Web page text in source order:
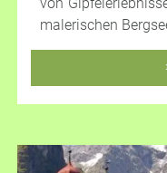
malerischen